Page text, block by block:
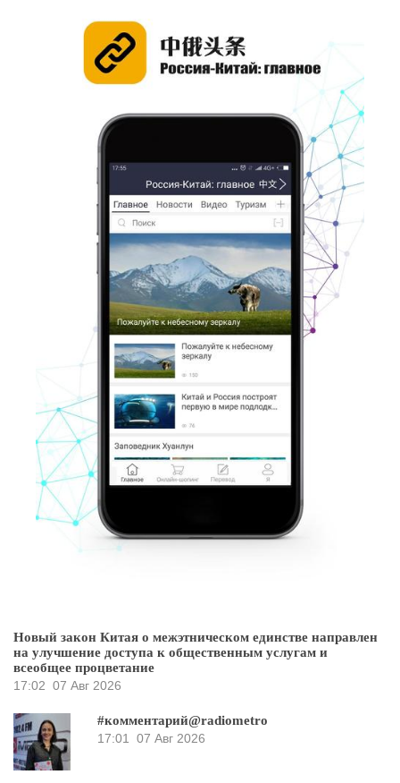
Новый закон Китая о межэтническом единстве направлен
на улучшение доступа к общественным услугам и
всеобщее процветание
17:02 07 Авг 2026
#комментарий@radiometro
17:01
07 Авг 2026